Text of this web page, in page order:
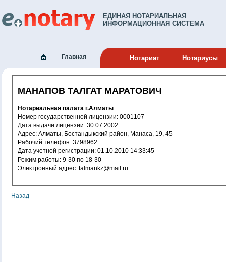
ЕДИНАЯ НОТАРИАЛЬНАЯ
ИНФОРМАЦИОННАЯ СИСТЕМА
Главная Нотариат Нотариусы
МАНАПОВ ТАЛГАТ МАРАТОВИЧ
Нотариальная палата г.Алматы
Номер государственной лицензии: 0001107
Дата выдачи лицензии: 30.07.2002
Адрес: Алматы, Бостандыкский район, Манаса, 19, 45
Рабочий телефон: 3798962
Дата учетной регистрации: 01.10.2010 14:33:45
Режим работы: 9-30 по 18-30
Электронный адрес: talmankz@mail.ru
Назад